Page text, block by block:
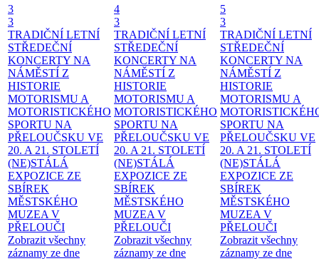
3
3
TRADIČNÍ LETNÍ
STŘEDEČNÍ
KONCERTY NA
NÁMĚSTÍ Z
HISTORIE
MOTORISMU A
MOTORISTICKÉHO
SPORTU NA
PŘELOUČSKU VE
20. A 21. STOLETÍ
(NE)STÁLÁ
EXPOZICE ZE
SBÍREK
MĚSTSKÉHO
MUZEA V
PŘELOUČI
Zobrazit všechny
záznamy ze dne
4
3
TRADIČNÍ LETNÍ
STŘEDEČNÍ
KONCERTY NA
NÁMĚSTÍ Z
HISTORIE
MOTORISMU A
MOTORISTICKÉHO
SPORTU NA
PŘELOUČSKU VE
20. A 21. STOLETÍ
(NE)STÁLÁ
EXPOZICE ZE
SBÍREK
MĚSTSKÉHO
MUZEA V
PŘELOUČI
Zobrazit všechny
záznamy ze dne
5
3
TRADIČNÍ LETNÍ
STŘEDEČNÍ
KONCERTY NA
NÁMĚSTÍ Z
HISTORIE
MOTORISMU A
SPORTU NA
PŘELOUČSKU VE
20. A 21. STOLETÍ
(NE)STÁLÁ
EXPOZICE ZE
SBÍREK
MĚSTSKÉHO
MUZEA V
PŘELOUČI
Zobrazit všechny
záznamy ze dne